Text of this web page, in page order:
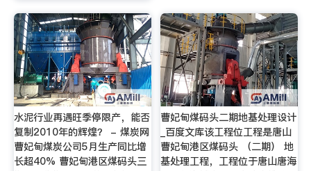
水泥行业再遇旺季停限产，能否
复制2010年的辉煌？ - 煤炭网
曹妃甸煤炭公司5月生产同比增
长超40% 曹妃甸港区煤码头三
曹妃甸煤码头二期地基处理设计
_百度文库该工程位工程是唐山
曹妃甸港区煤码头 （二期） 地
基处理工程，工程位于唐山唐海